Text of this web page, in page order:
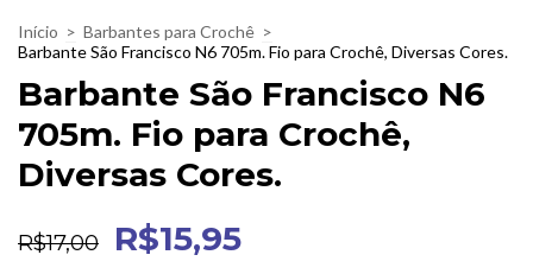
Início > Barbantes para Crochê >
Barbante São Francisco N6 705m. Fio para Crochê, Diversas Cores.
Barbante São Francisco N6
705m. Fio para Crochê,
Diversas Cores.
R$17,00 R$15,95